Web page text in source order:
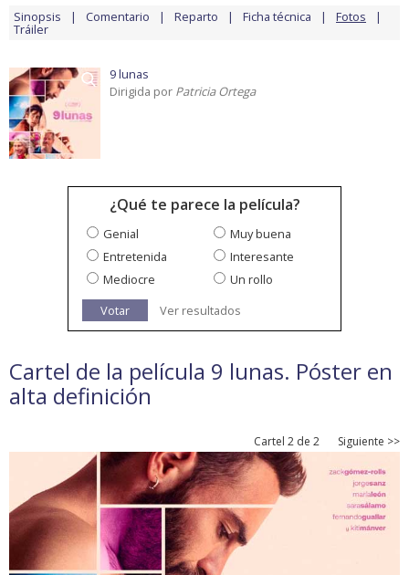
Sinopsis Comentario Reparto Ficha técnica Fotos
Tráiler
9 lunas
Dirigida por Patricia Ortega
¿Qué te parece la película?
Genial
Muy buena
Entretenida
Interesante
Mediocre
Un rollo
Votar
Ver resultados
Cartel de la película 9 lunas. Póster en
alta definición
Cartel 2 de 2 Siguiente >>